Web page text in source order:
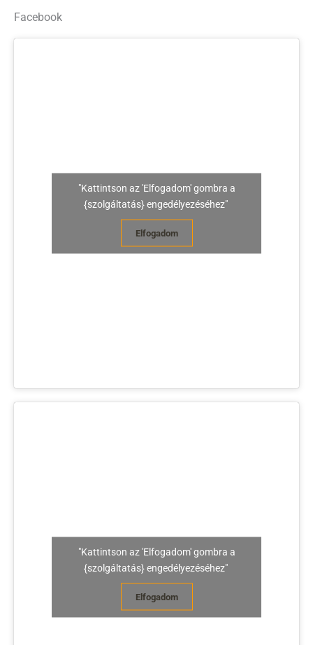
Facebook
"Kattintson az 'Elfogadom' gombra a
{szolgáltatás} engedélyezéséhez"
Elfogadom
"Kattintson az 'Elfogadom' gombra a
{szolgáltatás} engedélyezéséhez"
Elfogadom